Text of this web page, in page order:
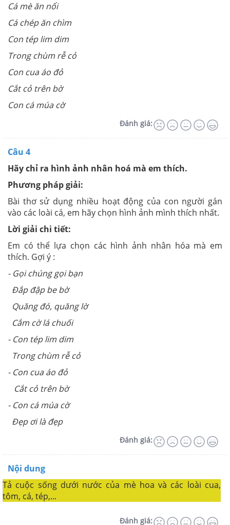
Cá mè ăn nổi
Cá chép ăn chìm
Con tép lim dim
Trong chùm rễ cỏ
Con cua áo đỏ
Cắt cỏ trên bờ
Con cá múa cờ
Đánh giá:
Câu 4
Hãy chỉ ra hình ảnh nhân hoá mà em thích.
Phương pháp giải:
Bài thơ sử dụng nhiều hoạt động của con người gán
vào các loài cá, em hãy chọn hình ảnh mình thích nhất.
Lời giải chi tiết:
Em có thể lựa chọn các hình ảnh nhân hóa mà em
thích. Gợi ý :
- Gọi chúng gọi bạn
Đắp đập be bờ
Quăng đó, quăng lờ
Cắm cờ lá chuối
- Con tép lim dim
Trong chùm rễ cỏ
- Con cua áo đỏ
Cắt cỏ trên bờ
- Con cá múa cờ
Đẹp ơi là đẹp
Đánh giá:
Nội dung
Tả cuộc sống dưới nước của mè hoa và các loài cua,
tôm, cá, tép,...
Đánh giá: